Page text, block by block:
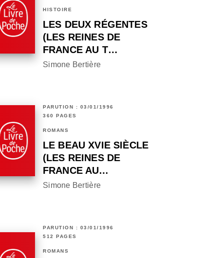
HISTOIRE
LES DEUX RÉGENTES
(LES REINES DE
FRANCE AU T…
Simone Bertière
PARUTION : 03/01/1996
360 PAGES
ROMANS
LE BEAU XVIE SIÈCLE
(LES REINES DE
FRANCE AU…
Simone Bertière
PARUTION : 03/01/1996
512 PAGES
ROMANS